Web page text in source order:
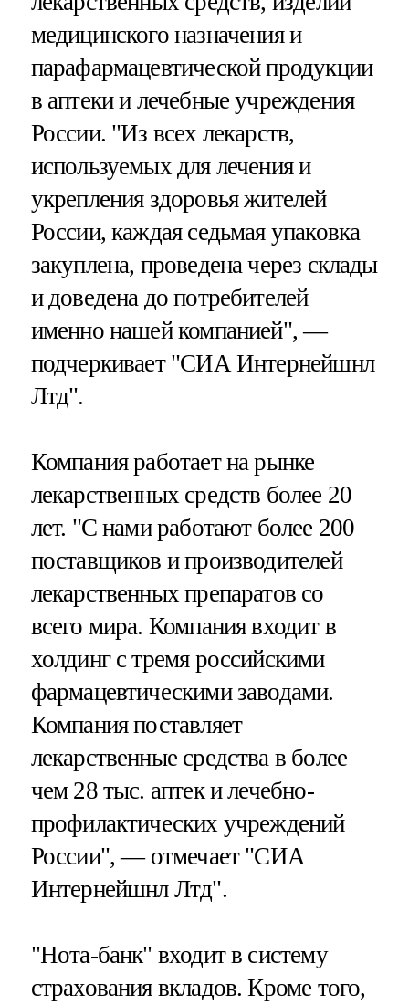
медицинского назначения и
парафармацевтической продукции
в аптеки и лечебные учреждения
России. "Из всех лекарств,
используемых для лечения и
укрепления здоровья жителей
России, каждая седьмая упаковка
закуплена, проведена через склады
и доведена до потребителей
именно нашей компанией", —
подчеркивает "СИА Интернейшнл
Лтд".
Компания работает на рынке
лекарственных средств более 20
лет. "C нами работают более 200
поставщиков и производителей
лекарственных препаратов со
всего мира. Компания входит в
холдинг с тремя российскими
фармацевтическими заводами.
Компания поставляет
лекарственные средства в более
чем 28 тыс. аптек и лечебно-
профилактических учреждений
России", — отмечает "СИА
Интернейшнл Лтд".
"Нота-банк" входит в систему
страхования вкладов. Кроме того,